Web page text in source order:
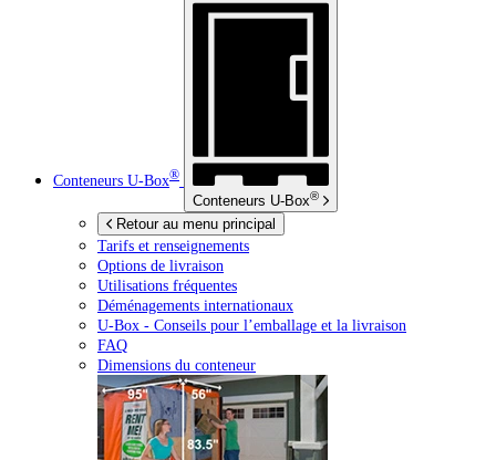
Conteneurs U-Box®
Conteneurs U-Box®
Retour au menu principal
Tarifs et renseignements
Options de livraison
Utilisations fréquentes
Déménagements internationaux
U-Box - Conseils pour l’emballage et la livraison
FAQ
Dimensions du conteneur